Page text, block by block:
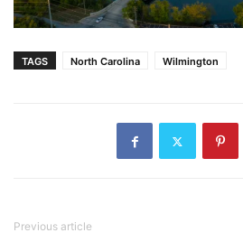
TAGS North Carolina Wilmington
Previous article